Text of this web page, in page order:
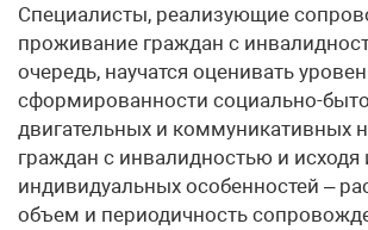
Специалисты, реализующие
проживание граждан с
очередь, научатся оценивать
сформированности социально-
двигательных и коммуникативных
граждан с инвалидностью и исходя
индивидуальных особенностей –
объем и периодичность